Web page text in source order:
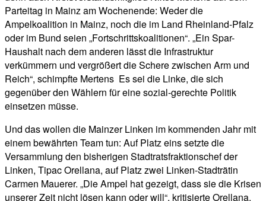
Parteitag in Mainz am Wochenende: Weder die
Ampelkoalition in Mainz, noch die im Land Rheinland-Pfalz
oder im Bund seien „Fortschrittskoalitionen“. „Ein Spar-
Haushalt nach dem anderen lässt die Infrastruktur
verkümmern und vergrößert die Schere zwischen Arm und
Reich“, schimpfte Mertens Es sei die Linke, die sich
gegenüber den Wählern für eine sozial-gerechte Politik
einsetzen müsse.
Und das wollen die Mainzer Linken im kommenden Jahr mit
einem bewährten Team tun: Auf Platz eins setzte die
Versammlung den bisherigen Stadtratsfraktionschef der
Linken, Tipac Orellana, auf Platz zwei Linken-Stadträtin
Carmen Mauerer. „Die Ampel hat gezeigt, dass sie die Krisen
unserer Zeit nicht lösen kann oder will“, kritisierte Orellana.